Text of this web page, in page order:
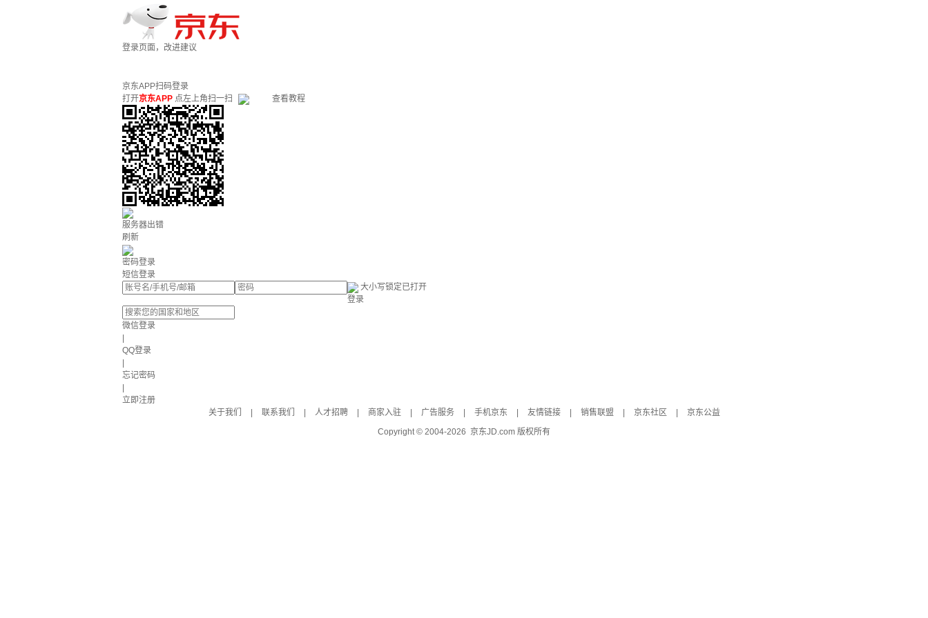
登录页面，改进建议
京东APP扫码登录
打开京东APP 点左上角扫一扫 查看教程
服务器出错
刷新
密码登录
短信登录
大小写锁定已打开
登录
微信登录
QQ登录
忘记密码
立即注册
关于我们
联系我们 人才招聘 商家入驻 广告服务 手机京东 友情链接 销售联盟 京东社区
京东公益
Copyright © 2004-2026 京东JD.com 版权所有